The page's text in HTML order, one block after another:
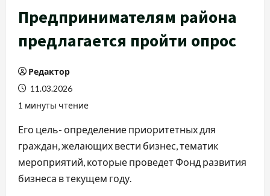
Предпринимателям района
предлагается пройти опрос
Редактор
11.03.2026
1 минуты чтение
Его цель- определение приоритетных для
граждан, желающих вести бизнес, тематик
мероприятий, которые проведет Фонд развития
бизнеса в текущем году.